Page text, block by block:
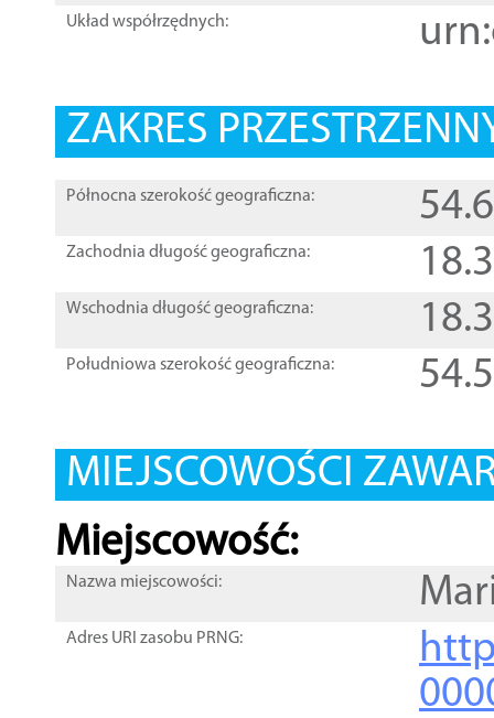
Układ współrzędnych:
ZAKRES
Północna szerokość geograficzna:
Zachodnia długość geograficzna:
Wschodnia długość geograficzna:
Południowa szerokość geograficzna:
MIEJSCOWOŚCI
Miejscowość:
Nazwa miejscowości:
Adres URI zasobu PRNG: